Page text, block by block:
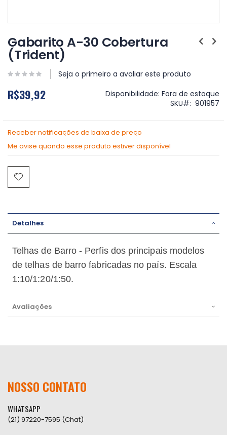
para
o
início
da
Galeria
imagens
Gabarito A-30 Cobertura
(Trident)
Seja o primeiro a avaliar este produto
R$39,92 Disponibilidade: Fora de estoque
SKU
901957
Receber notificações de baixa de preço
Me avise quando esse produto estiver disponível
Detalhes
Telhas de Barro- Perfis dos principais modelos
de telhas de barro fabricadas no país. Escala
1:10/1:20/1:50.
Avaliações
NOSSO CONTATO
WHATSAPP
(21) 97220-7595 (Chat)